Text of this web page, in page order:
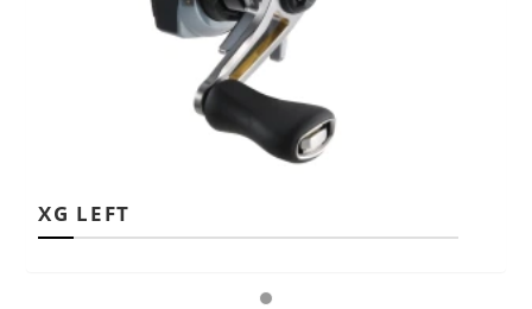
XG LEFT